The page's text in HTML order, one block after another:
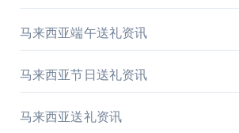
马来西亚端午送礼资讯
马来西亚节日送礼资讯
马来西亚送礼资讯